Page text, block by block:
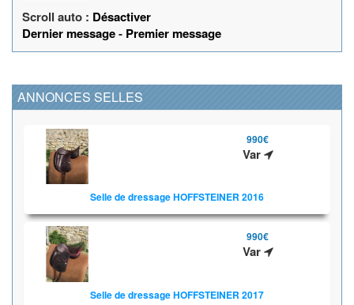
Scroll auto : Désactiver
Dernier message- Premier message
ANNONCES SELLES
990€
Var
Selle de dressage HOFFSTEINER 2016
990€
Var
Selle de dressage HOFFSTEINER 2017